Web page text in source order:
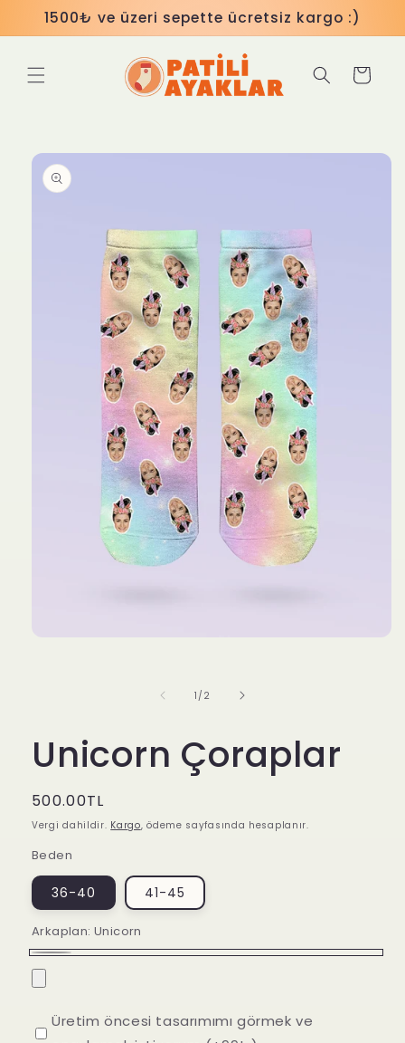
İçeriğe
atla
1500₺ ve üzeri sepette ücretsiz kargo :)
Sepet
Ürün
bilgisine
atla
1 //2
Unicorn Çoraplar
Normal
fiyat
500.00TL
Vergi dahildir. Kargo, ödeme sayfasında hesaplanır.
Beden
36-40 41-45
Arkaplan: Unicorn
Unicorn
Üretim öncesi tasarımımı görmek ve